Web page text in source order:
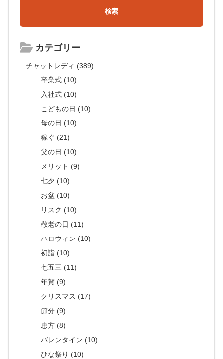
カテゴリー
チャットレディ (389)
卒業式 (10)
入社式 (10)
こどもの日 (10)
母の日 (10)
稼ぐ (21)
父の日 (10)
メリット (9)
七夕 (10)
お盆 (10)
リスク (10)
敬老の日 (11)
ハロウィン (10)
初詣 (10)
七五三 (11)
年賀 (9)
クリスマス (17)
節分 (9)
恵方 (8)
バレンタイン (10)
ひな祭り (10)